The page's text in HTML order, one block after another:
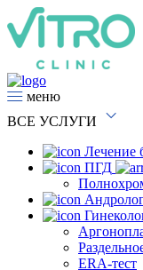
меню
ВСЕ УСЛУГИ
Лечение
ПГД
ERA-тест